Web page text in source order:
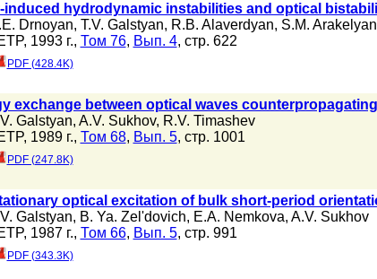
induced hydrodynamic instabilities and optical
Drnoyan, T.V. Galstyan, R.B. Alaverdyan, S.M. Arakelyan
1993 г., Том 76, Вып. 4, стр. 622
PDF (428.4K)
exchange between optical waves
Galstyan, A.V. Sukhov, R.V. Timashev
1989 г., Том 68, Вып. 5, стр. 1001
PDF (247.8K)
optical excitation of bulk short-period
Galstyan, B. Ya. Zel'dovich, E.A. Nemkova, A.V. Sukhov
1987 г., Том 66, Вып. 5, стр. 991
PDF (343.3K)